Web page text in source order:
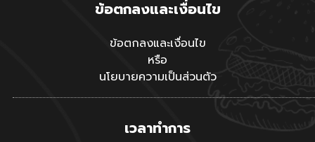
ข้อตกลงและเงื่อนไข
ข้อตกลงและเงื่อนไข
หรือ
นโยบายความเป็นส่วนตัว
เวลาทำการ